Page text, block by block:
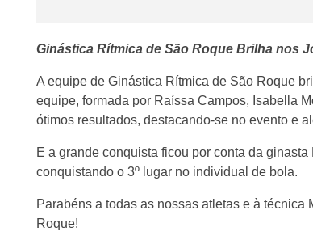
Ginástica Rítmica de São Roque Brilha nos
A equipe de Ginástica Rítmica de São Roque
equipe, formada por Raíssa Campos, Isabella
ótimos resultados, destacando-se no evento e
E a grande conquista ficou por conta da
conquistando o 3º lugar no individual de bola.
Parabéns a todas as nossas atletas e à
Roque!